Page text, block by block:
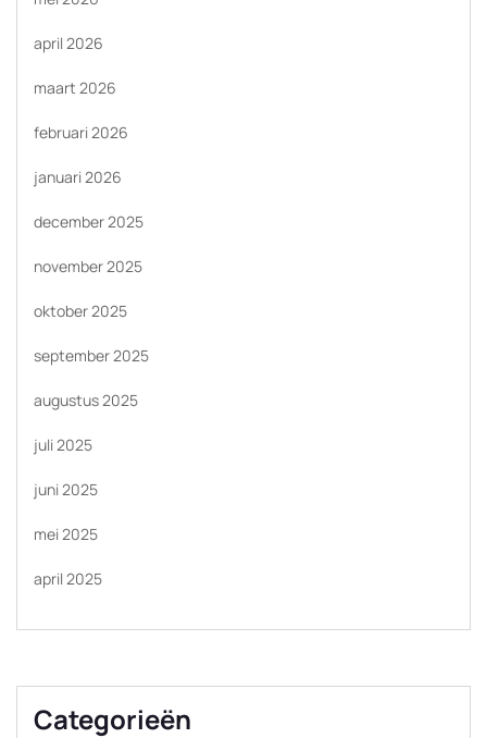
april 2026
maart 2026
februari 2026
januari 2026
december 2025
november 2025
oktober 2025
september 2025
augustus 2025
juli 2025
juni 2025
mei 2025
april 2025
Categorieën